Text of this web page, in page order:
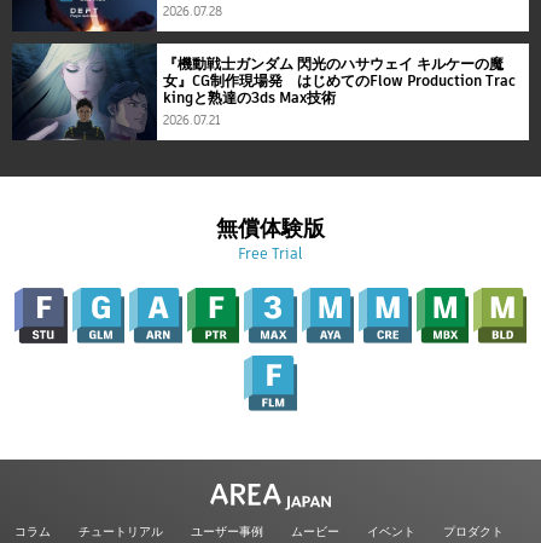
2026.07.28
『機動戦士ガンダム 閃光のハサウェイ キルケーの魔
女』CG制作現場発 はじめてのFlow Production Trac
kingと熟達の3ds Max技術
2026.07.21
無償体験版
Free Trial
コラム チュートリアル ユーザー事例 ムービー イベント プロダクト